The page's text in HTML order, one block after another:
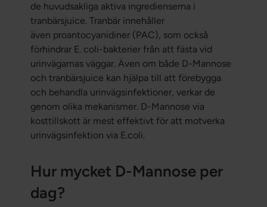
de huvudsakliga aktiva ingredienserna i
tranbärsjuice. Tranbär innehåller
även proantocyanidiner (PAC), som också
förhindrar E. coli-bakterier från att fästa vid
urinvägarnas väggar. Även om både D-Mannose
och tranbärsjuice kan hjälpa till att förebygga
och behandla urinvägsinfektioner, verkar de
genom olika mekanismer. D-Mannose via
kosttillskott är mest effektivt för att motverka
urinvägsinfektion via E.coli.
Hur mycket D-Mannose per
dag?